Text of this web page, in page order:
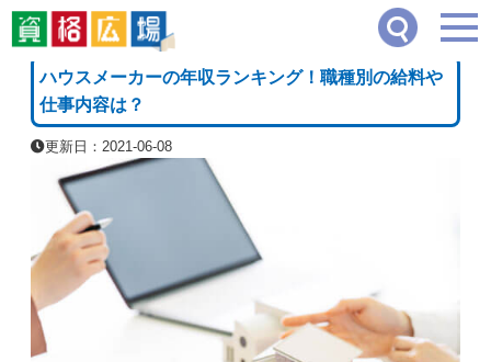
資格広場≫ 企業・経営・不動産系 ハウスメーカーの年収ランキング！職種別の給
[PR]
ハウスメーカーの年収ランキング！職種別の給料や
仕事内容は？
更新日：2021-06-08